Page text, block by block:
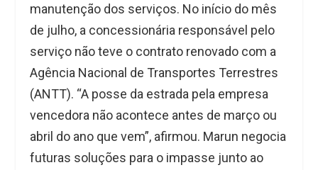
manutenção dos serviços. No início do mês
de julho, a concessionária responsável pelo
serviço não teve o contrato renovado com a
Agência Nacional de Transportes Terrestres
(ANTT). “A posse da estrada pela empresa
vencedora não acontece antes de março ou
abril do ano que vem”, afirmou. Marun negocia
futuras soluções para o impasse junto ao